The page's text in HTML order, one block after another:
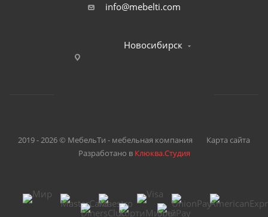
info@mebelti.com
Новосибирск
2019 - 2026 © МебельТи - мебельная компания
Карта сайта
Разработано в Клюква.Студия